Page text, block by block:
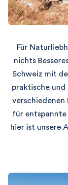
Für
nichts
Schweiz mit
praktische
verschiedenen
für
hier ist unsere